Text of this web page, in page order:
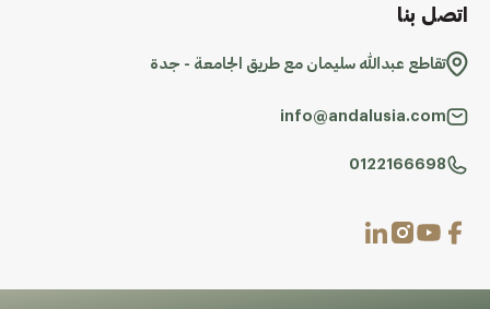
اتصل بنا
تقاطع عبدالله سليمان مع طريق الجامعة - جدة
info@andalusia.com
0122166698